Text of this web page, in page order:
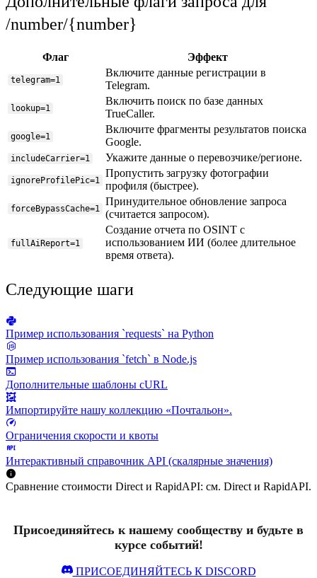
/number/{number}
Флаг Эффект
telegram=1
Включите данные регистрации в
Telegram.
lookup=1
Включить поиск по базе данных
TrueCaller.
google=1
Включите фрагменты результатов поиска
Google.
includeCarrier=1 Укажите данные о перевозчике/регионе.
ignoreProfilePic=1
Пропустить загрузку фотографии
профиля (быстрее).
forceBypassCache=1
Принудительное обновление запроса
(считается запросом).
fullAiReport=1
Создание отчета по OSINT с
использованием ИИ (более длительное
время ответа).
Следующие шаги
Пример использования `requests` на Python
Пример использования `fetch` в Node.js
Дополнительные шаблоны cURL
Импортируйте нашу коллекцию «Почтальон».
Ограничения скорости и квоты
Интерактивный справочник API (скалярные значения)
Сравнение стоимости Direct и RapidAPI: см. Direct и RapidAPI.
Присоединяйтесь к нашему сообществу и будьте в
курсе событий!
ПРИСОЕДИНЯЙТЕСЬ К DISCORD